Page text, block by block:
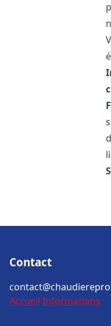
Contact
Accueil Informations